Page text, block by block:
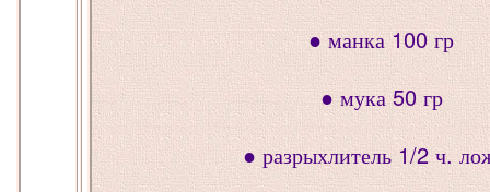
● манка 100 гр
● мука 50 гр
● разрыхлитель 1/2 ч.